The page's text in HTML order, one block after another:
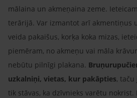
mālaina un akmeņaina zeme.
terārijā. Var izmantot arī akmentiņus
veida pakaišus, korķa koka mizas,
piemēram, no akmeņu vai māla
nebūtu pilnīgi plakana.
uzkalniņi, vietas, kur pakāpties, taču
tik stāvas, ka dzīvnieks varētu